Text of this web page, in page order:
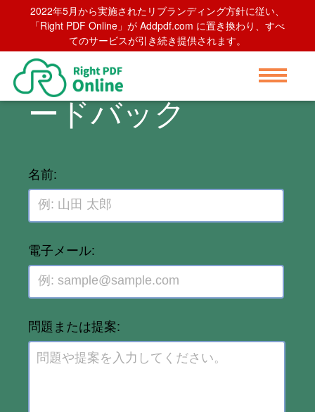
2022年5月から実施されたリブランディング方針に従い、
「Right PDF Online」が Addpdf.com に置き換わり、すべ
てのサービスが引き続き提供されます。
オンライン フィ
ードバック
名前:
電子メール:
問題または提案: